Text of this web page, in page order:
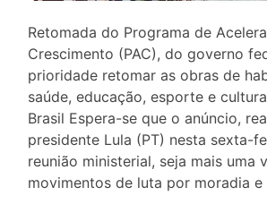
Retomada do Programa de
Crescimento (PAC), do governo
prioridade retomar as obras de
saúde, educação, esporte e
Brasil Espera-se que o anúncio,
presidente Lula (PT) nesta sexta-
reunião ministerial, seja mais uma
movimentos de luta por moradia